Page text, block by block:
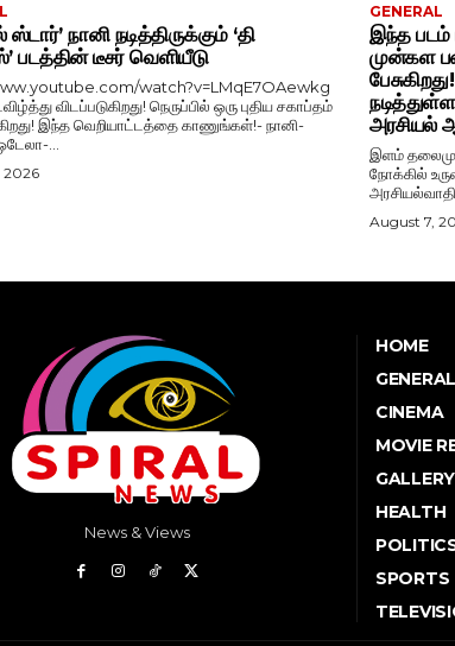
ஸ்டார்’ நானி நடித்திருக்கும் ‘தி
படத்தின் டீசர் வெளியீடு
watch?v=LMqE7OAewkg
விடப்படுகிறது! நெருப்பில் ஒரு புதிய சகாப்தம்
இந்த வெறியாட்டத்தை காணுங்கள்!- நானி-
...
2026
GENERAL
இந்த படம்
முன்கள
அரசியல்
இளம்
நோக்கில்
August 7,
News & Views
HOME
GENERAL
CINEMA
MOVIE
GALLERY
HEALTH
SPORTS